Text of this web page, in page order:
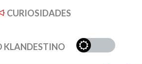
CURIOSIDADES
KLANDESTINO